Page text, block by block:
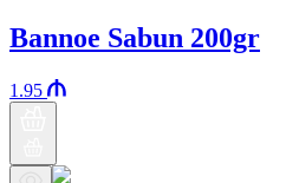
Bannoe Sabun 200gr
1.95